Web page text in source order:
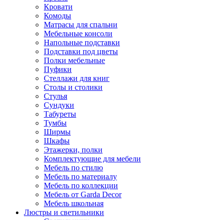
Кровати
Комоды
Матрасы для спальни
Мебельные консоли
Напольные подставки
Подставки под цветы
Полки мебельные
Пуфики
Стеллажи для книг
Столы и столики
Стулья
Сундуки
Табуреты
Тумбы
Ширмы
Шкафы
Этажерки, полки
Комплектующие для мебели
Мебель по стилю
Мебель по материалу
Мебель по коллекции
Мебель от Garda Decor
Мебель школьная
Люстры и светильники